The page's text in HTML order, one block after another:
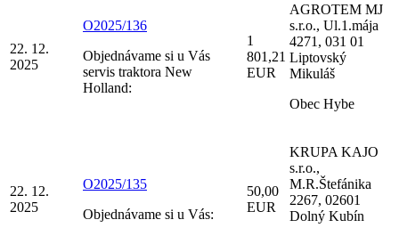
22. 12.
2025
O2025/136
Objednávame si u Vás
servis traktora New
Holland:
1
801,21
EUR
AGROTEM MJ
s.r.o., Ul.1.mája
4271, 031 01
Liptovský
Mikuláš
Obec Hybe
22. 12.
2025
O2025/135
Objednávame si u Vás:
50,00
EUR
KRUPA KAJO
s.r.o.,
M.R.Štefánika
2267, 02601
Dolný Kubín